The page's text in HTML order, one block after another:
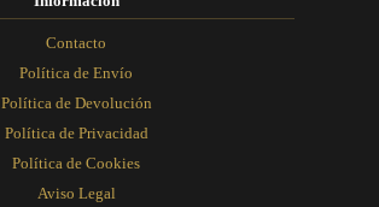
Contacto
Política de Envío
Política de Devolución
Política de Privacidad
Política de Cookies
Aviso Legal